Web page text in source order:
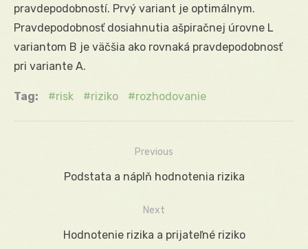
pravdepodobností. Prvý variant je optimálnym.
Pravdepodobnosť dosiahnutia ašpiračnej úrovne L
variantom B je väčšia ako rovnaká pravdepodobnosť
pri variante A.
Tag: risk riziko rozhodovanie
Navigácia
Previous
Previous
Podstata a náplň hodnotenia rizika
Next
Next
Hodnotenie rizika a prijateľné riziko